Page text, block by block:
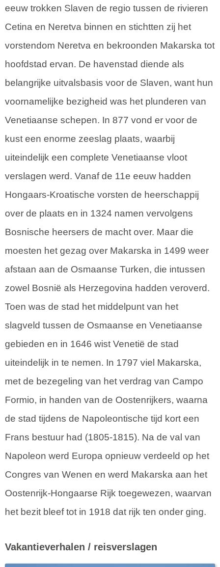
eeuw trokken Slaven de regio tussen de rivieren
Cetina en Neretva binnen en stichtten zij het
vorstendom Neretva en bekroonden Makarska tot
hoofdstad ervan. De havenstad diende als
belangrijke uitvalsbasis voor de Slaven, want hun
voornamelijke bezigheid was het plunderen van
Venetiaanse schepen. In 877 vond er voor de
kust een enorme zeeslag plaats, waarbij
uiteindelijk een complete Venetiaanse vloot
verslagen werd. Vanaf de 11e eeuw hadden
Hongaars-Kroatische vorsten de heerschappij
over de plaats en in 1324 namen vervolgens
Bosnische heersers de macht over. Maar die
moesten het gezag over Makarska in 1499 weer
afstaan aan de Osmaanse Turken, die intussen
zowel Bosnië als Herzegovina hadden veroverd.
Toen was de stad het middelpunt van het
slagveld tussen de Osmaanse en Venetiaanse
gebieden en in 1646 wist Venetië de stad
uiteindelijk in te nemen. In 1797 viel Makarska,
met de bezegeling van het verdrag van Campo
Formio, in handen van de Oostenrijkers, waarna
de stad tijdens de Napoleontische tijd kort een
Frans bestuur had (1805-1815). Na de val van
Napoleon werd Europa opnieuw verdeeld op het
Congres van Wenen en werd Makarska aan het
Oostenrijk-Hongaarse Rijk toegewezen, waarvan
het bezit bleef tot in 1918 dat rijk ten onder ging.
Vakantieverhalen / reisverslagen